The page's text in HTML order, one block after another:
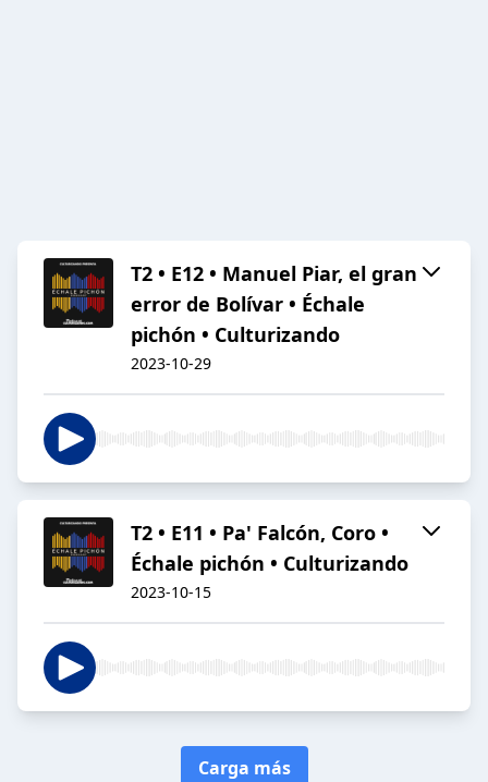
T2 • E12 • Manuel Piar, el gran
error de Bolívar • Échale
pichón • Culturizando
2023-10-29
T2 • E11 • Pa' Falcón, Coro •
Échale pichón • Culturizando
2023-10-15
Carga más